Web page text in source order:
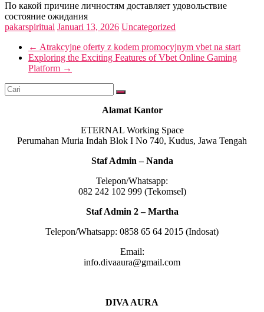
По какой причине личностям доставляет удовольствие
состояние ожидания
pakarspiritual Januari 13, 2026 Uncategorized
← Atrakcyjne oferty z kodem promocyjnym vbet na start
Exploring the Exciting Features of Vbet Online Gaming
Platform →
Alamat Kantor
ETERNAL Working Space
Perumahan Muria Indah Blok I No 740, Kudus, Jawa Tengah
Staf Admin – Nanda
Telepon/Whatsapp:
082 242 102 999 (Tekomsel)
Staf Admin 2 – Martha
Telepon/Whatsapp: 0858 65 64 2015 (Indosat)
Email:
info.divaaura@gmail.com
DIVA AURA